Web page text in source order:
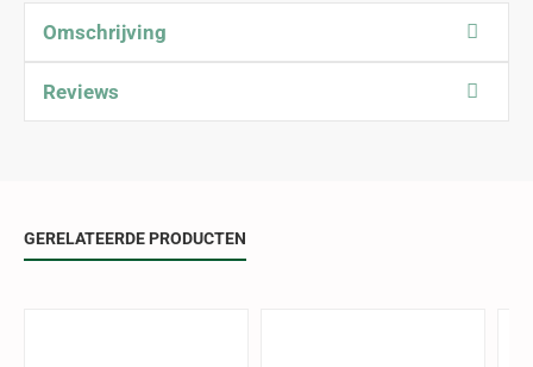
Omschrijving
Reviews
GERELATEERDE PRODUCTEN